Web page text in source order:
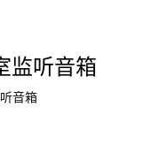
监听音箱
音箱